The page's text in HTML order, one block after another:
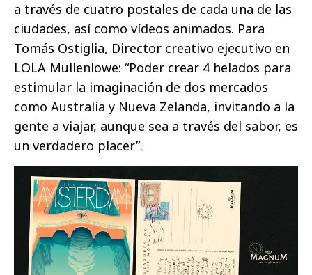
a través de cuatro postales de cada una de las
ciudades, así como vídeos animados. Para
Tomás Ostiglia, Director creativo ejecutivo en
LOLA Mullenlowe: “Poder crear 4 helados para
estimular la imaginación de dos mercados
como Australia y Nueva Zelanda, invitando a la
gente a viajar, aunque sea a través del sabor, es
un verdadero placer”.